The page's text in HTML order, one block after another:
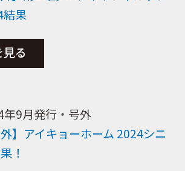
結果
る
年9月発行・号外
外】アイキョーホーム 2024シニ
！